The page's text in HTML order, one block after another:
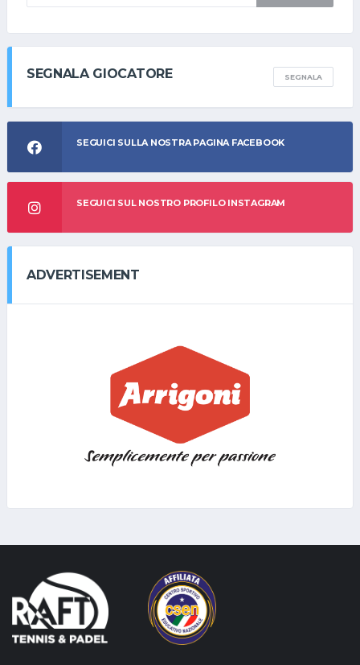
SEGNALA GIOCATORE SEGNALA
SEGUICI SULLA NOSTRA PAGINA FACEBOOK
SEGUICI SUL NOSTRO PROFILO INSTAGRAM
ADVERTISEMENT